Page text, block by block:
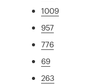
1009
957
776
69
263